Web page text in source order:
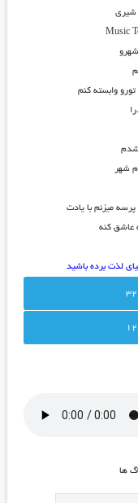
شیری
Music
وابسته کنم
شدم
شهر
میزنم با یادت
عاشق کنه
لذت برده باشید
ها